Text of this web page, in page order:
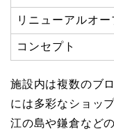
リニューアルオー
コンセプト
施設内は複数のブ
には多彩なショッ
江の島や鎌倉など